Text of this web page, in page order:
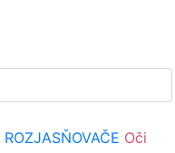
ROZJASŇOVAČE Oči